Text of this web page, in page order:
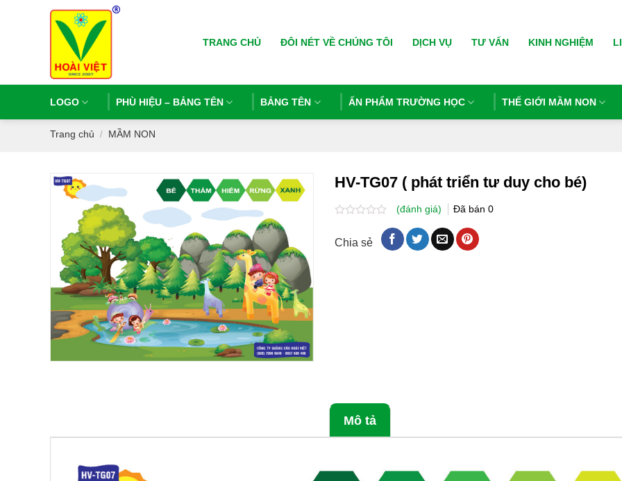
TRANG CHỦ ĐÔI NÉT VỀ CHÚNG TÔI DỊCH VỤ TƯ VẤN KINH NGHIỆM
LOGO PHÙ HIỆU – BẢNG TÊN BẢNG TÊN ẤN PHẨM TRƯỜNG HỌC THẾ GIỚI MẦM NON
Trang chủ / MẦM NON
HV-TG07 ( phát triển tư duy cho bé)
xếp
hạng
(đánh giá) Đã bán 0
Chia sẻ
Mô tả